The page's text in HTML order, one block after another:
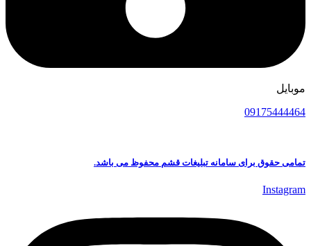
موبایل
09175444464
تمامی حقوق برای سامانه تبلیغات قشم محفوظ می باشد.
Instagram